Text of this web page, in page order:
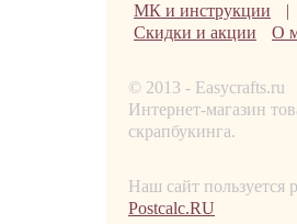
МК и инструкции |
Скидки и акции
О
© 2013 - Easycrafts.ru
Интернет-магазин
скрапбукинга.
Наш сайт пользуется
Postcalc.RU